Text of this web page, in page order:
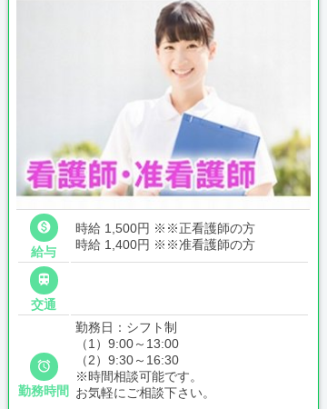

給与
時給 1,500円 ※※正看護師の方
時給 1,400円 ※※准看護師の方

交通

勤務時間
勤務日：シフト制
（1）9:00～13:00
（2）9:30～16:30
※時間相談可能です。
お気軽にご相談下さい。